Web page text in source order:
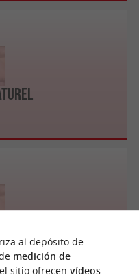
al depósito de
medición de
sitio ofrecen vídeos